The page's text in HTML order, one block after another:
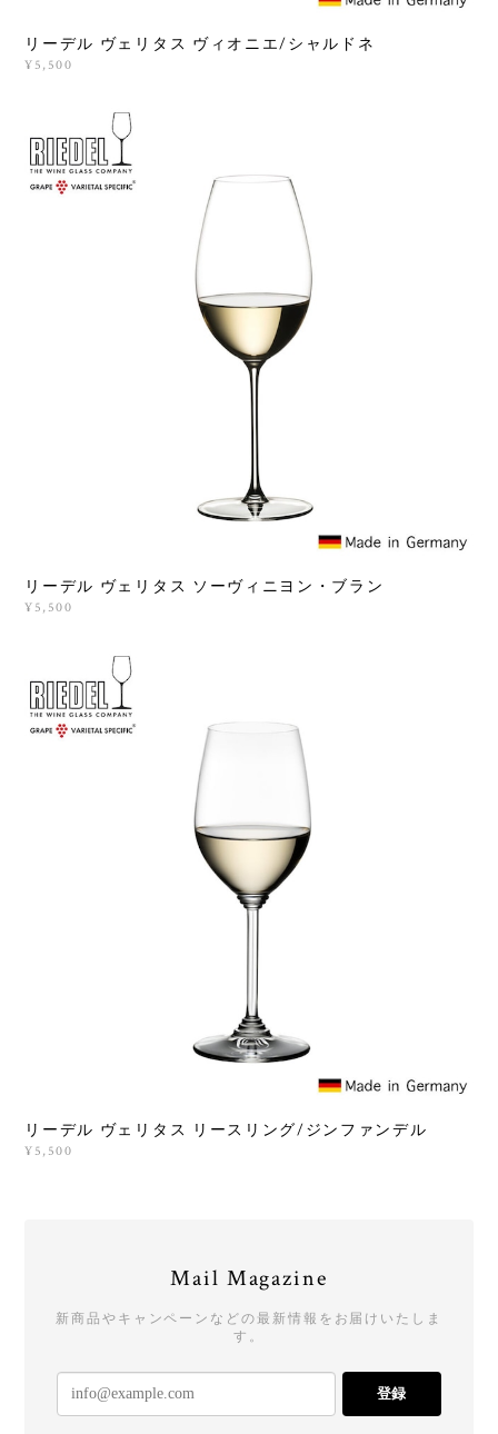
リーデル ヴェリタス ヴィオニエ/シャルドネ
¥5,500
リーデル ヴェリタス ソーヴィニヨン・ブラン
¥5,500
リーデル ヴェリタス リースリング/ジンファンデル
¥5,500
Mail Magazine
新商品やキャンペーンなどの最新情報をお届けいたしま
す。
登録